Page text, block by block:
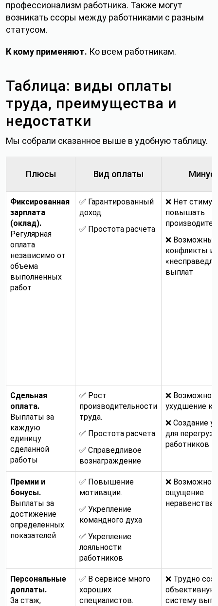
профессионализм работника. Также могут
возникать ссоры между работниками с разным
статусом.
К кому применяют. Ко всем работникам.
Таблица: виды оплаты
труда, преимущества и
недостатки
Мы собрали сказанное выше в удобную таблицу.
Плюсы Вид оплаты
Фиксированная
зарплата
(оклад).
Регулярная
оплата
независимо от
объема
выполненных
работ
✅ Гарантированный
доход.
✅ Простота расчета
❌ Нет
повышать
❌ Возможны
конфликты
выплат
Сдельная
оплата.
Выплаты за
каждую
единицу
сделанной
работы
✅ Рост
производительности
труда.
✅ Простота расчета.
✅ Справедливое
вознаграждение
❌ Возможно
ухудшение
❌ Создание
для
работников
Премии и
бонусы.
Выплаты за
достижение
определенных
показателей
✅ Повышение
мотивации.
✅ Укрепление
командного духа
✅ Укрепление
лояльности
работников
❌ Возможное
ощущение
неравенства
Персональные
доплаты.
За стаж,
✅ В сервисе много
хороших
специалистов.
❌ Трудно
объективную
систему